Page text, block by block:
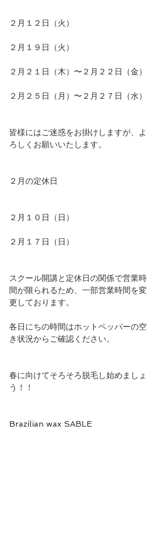
２月１２日（火）
２月１９日（火）
２月２１日（木）〜２月２２日（金）
２月２５日（月）〜２月２７日（水）
皆様にはご迷惑をお掛けしますが、よ
ろしくお願いいたします。
２月の定休日
２月１０日（日）
２月１７日（日）
スクール開講と定休日の関係で営業時
間が限られるため、一部営業時間を変
更しております。
各日にちの時間はホットペッパーの空
き状況からご確認ください。
春に向けてそろそろ脱毛し始めましょ
う！！
Brazilian wax SABLE